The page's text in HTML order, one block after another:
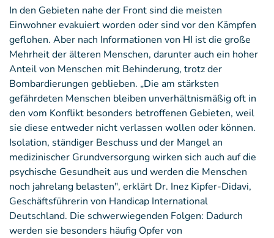
In den Gebieten nahe der Front sind die meisten
Einwohner evakuiert worden oder sind vor den Kämpfen
geflohen. Aber nach Informationen von HI ist die große
Mehrheit der älteren Menschen, darunter auch ein hoher
Anteil von Menschen mit Behinderung, trotz der
Bombardierungen geblieben. „Die am stärksten
gefährdeten Menschen bleiben unverhältnismäßig oft in
den vom Konflikt besonders betroffenen Gebieten, weil
sie diese entweder nicht verlassen wollen oder können.
Isolation, ständiger Beschuss und der Mangel an
medizinischer Grundversorgung wirken sich auch auf die
psychische Gesundheit aus und werden die Menschen
noch jahrelang belasten", erklärt Dr. Inez Kipfer-Didavi,
Geschäftsführerin von Handicap International
Deutschland. Die schwerwiegenden Folgen: Dadurch
werden sie besonders häufig Opfer von